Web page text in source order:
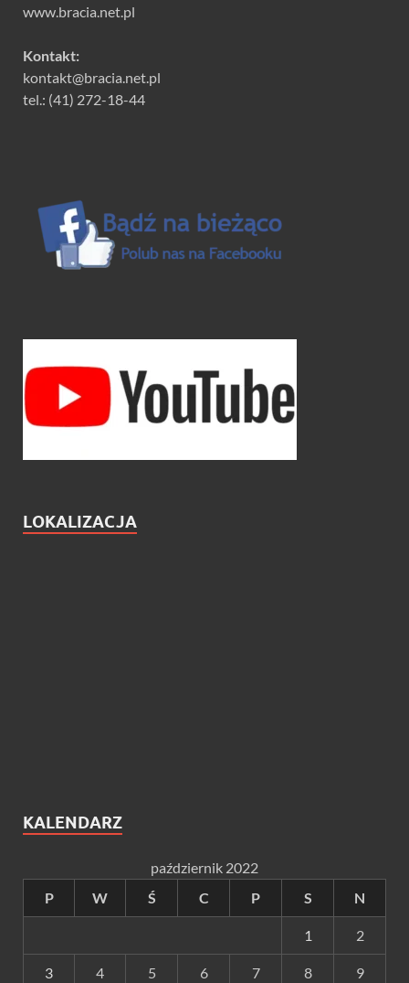
www.bracia.net.pl
Kontakt:
kontakt@bracia.net.pl
tel.: (41) 272-18-44
LOKALIZACJA
KALENDARZ
październik 2022
P
W Ś C P S N
1 2
3 4 5 6 7 8 9